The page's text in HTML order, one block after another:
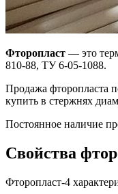
Фторопласт — это
810-88, ТУ 6-05-1088.
Продажа фторопласта
купить в стержнях
Постоянное наличие
Свойства
Фторопласт-4